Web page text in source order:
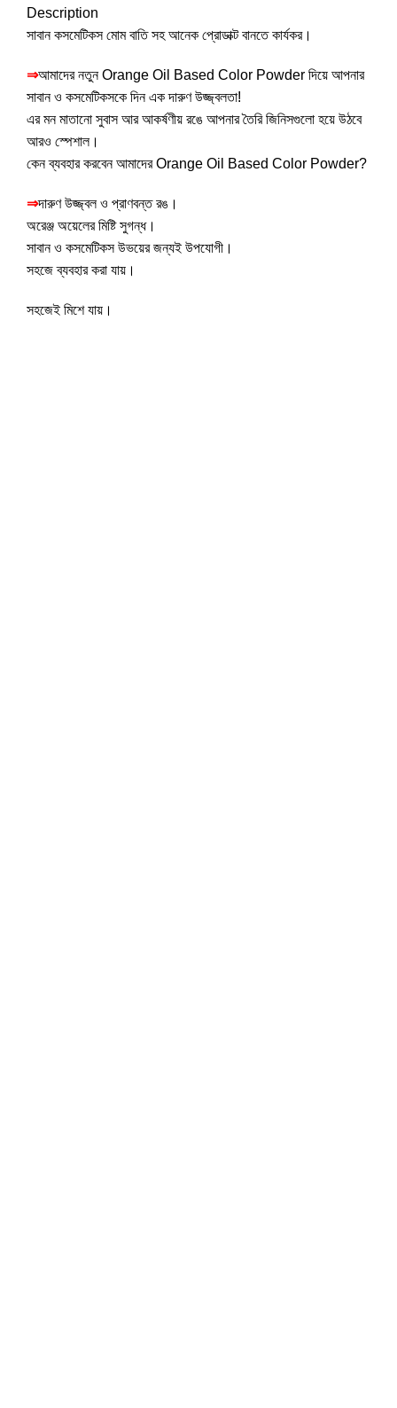
Description
সাবান কসমেটিকস মোম বাতি সহ আনেক প্রোডাক্ট বানতে কার্যকর।
⇒আমাদের নতুন Orange Oil Based Color Powder দিয়ে আপনার
সাবান ও কসমেটিকসকে দিন এক দারুণ উজ্জ্বলতা!
এর মন মাতানো সুবাস আর আকর্ষণীয় রঙে আপনার তৈরি জিনিসগুলো হয়ে উঠবে
আরও স্পেশাল।
কেন ব্যবহার করবেন আমাদের Orange Oil Based Color Powder?
⇒দারুণ উজ্জ্বল ও প্রাণবন্ত রঙ।
অরেঞ্জ অয়েলের মিষ্টি সুগন্ধ।
সাবান ও কসমেটিকস উভয়ের জন্যই উপযোগী।
সহজে ব্যবহার করা যায়।
সহজেই মিশে যায়।